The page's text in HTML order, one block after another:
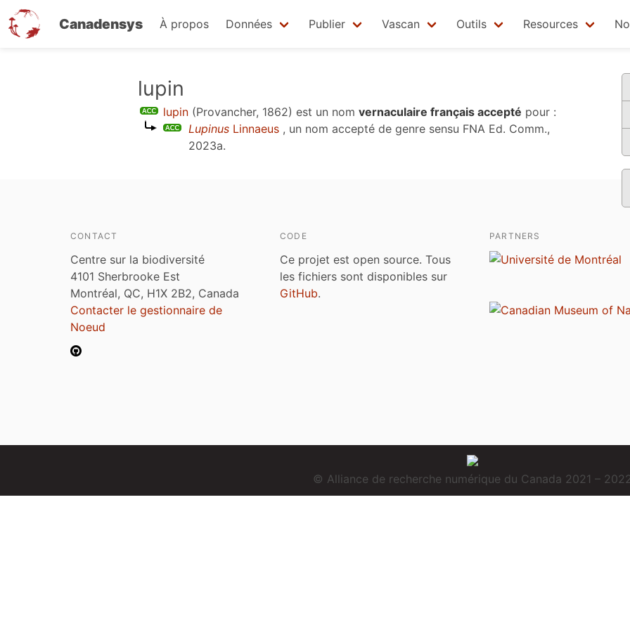
Canadensys À propos Données Publier Vascan Outils Resources
lupin
lupin (Provancher, 1862) est un nom vernaculaire français accepté pour :
Lupinus Linnaeus , un nom accepté de genre sensu FNA Ed. Comm.,
2023a.
CONTACT
Centre sur la biodiversité
4101 Sherbrooke Est
Montréal, QC, H1X 2B2, Canada
Contacter le gestionnaire de
Noeud
CODE
Ce projet est open source. Tous
les fichiers sont disponibles sur
GitHub.
PARTNERS
© Alliance de recherche numérique du Canada 2021 –